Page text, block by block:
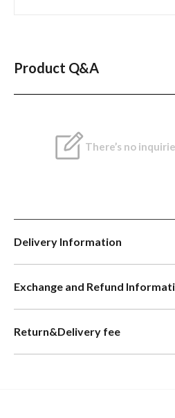
Product Q&A
There’s no
Delivery Information
Exchange and Refund
Return&Delivery fee